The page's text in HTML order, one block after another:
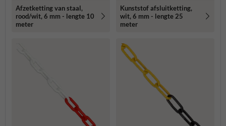
Afzetketting van staal,
rood/wit, 6 mm - lengte 10
meter
Kunststof afsluitketting,
wit, 6 mm - lengte 25
meter